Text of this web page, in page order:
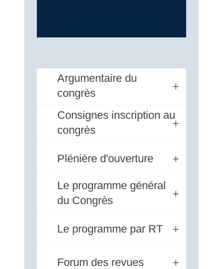
Argumentaire du
congrès
Consignes inscription au
congrès
Plénière d'ouverture
Le programme général
du Congrès
Le programme par RT
Forum des revues